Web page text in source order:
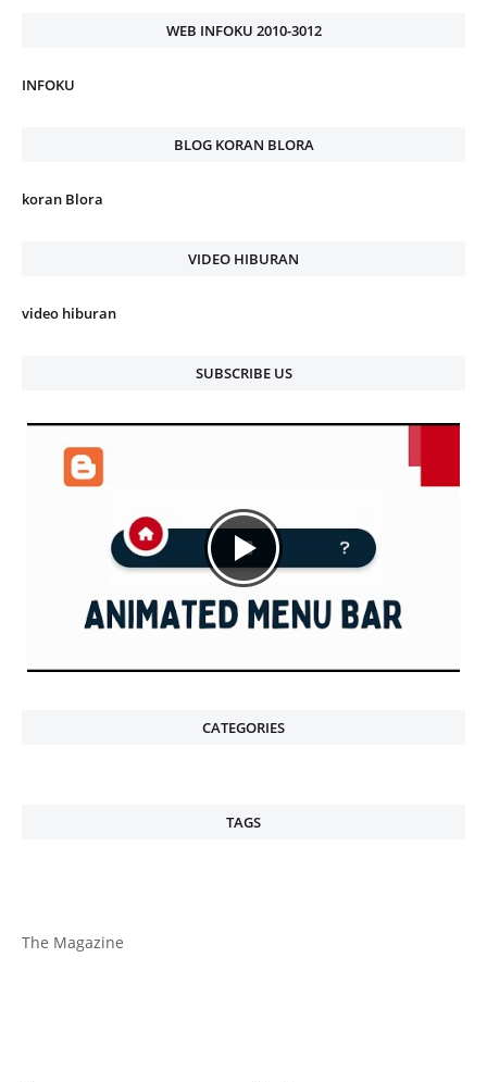
WEB INFOKU 2010-3012
INFOKU
BLOG KORAN BLORA
koran Blora
VIDEO HIBURAN
video hiburan
SUBSCRIBE US
CATEGORIES
TAGS
The Magazine